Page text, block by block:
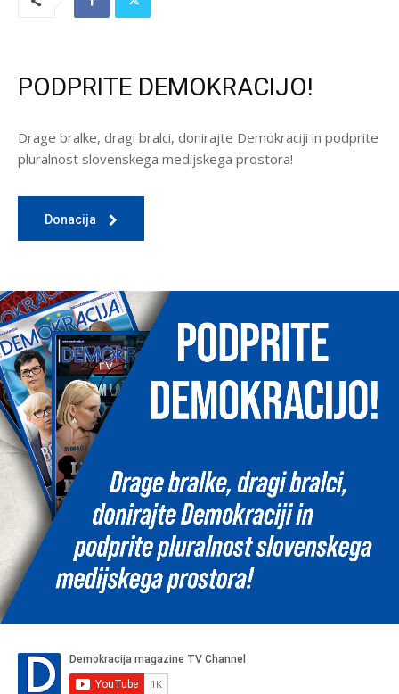
PODPRITE DEMOKRACIJO!
Drage bralke, dragi bralci, donirajte Demokraciji in podprite
pluralnost slovenskega medijskega prostora!
Donacija